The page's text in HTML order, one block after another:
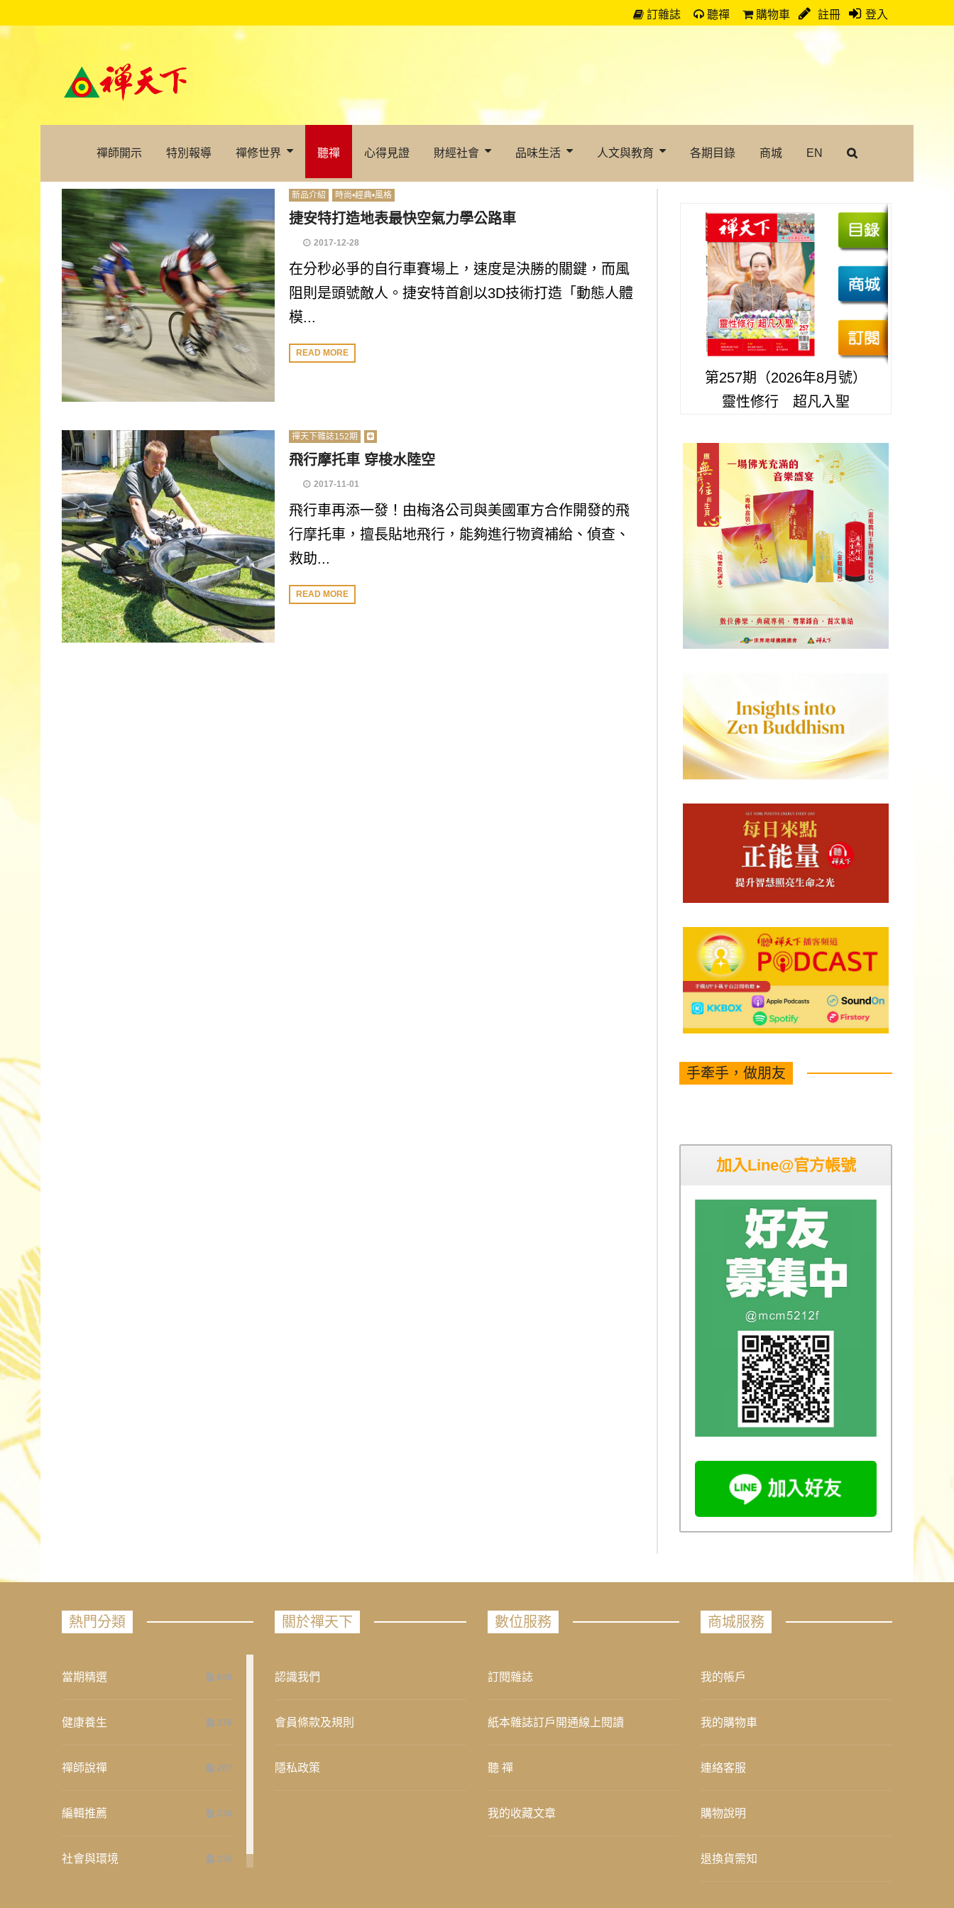
訂雜誌 聽禪 購物車 註冊 登入
禪師開示 特別報導 禪修世界 聽禪 心得見證 財經社會 品味生活 人文與教育 各期目錄 商城 EN
新品介紹 時尚•經典•風格
捷安特打造地表最快空氣力學公路車
2017-12-28
在分秒必爭的自行車賽場上，速度是決勝的關鍵，而風
阻則是頭號敵人。捷安特首創以3D技術打造「動態人體
模...
READ MORE
禪天下雜誌152期
飛行摩托車 穿梭水陸空
2017-11-01
飛行車再添一發！由梅洛公司與美國軍方合作開發的飛
行摩托車，擅長貼地飛行，能夠進行物資補給、偵查、
救助...
READ MORE
第257期（2026年8月號）
靈性修行 超凡入聖
手牽手，做朋友
加入Line@官方帳號
熱門分類
當期精選 658
健康養生 276
禪師說禪 267
編輯推薦 236
社會與環境 235
關於禪天下
認識我們
會員條款及規則
隱私政策
數位服務
訂閱雜誌
紙本雜誌訂戶開通線上閱讀
聽 禪
我的收藏文章
商城服務
我的帳戶
我的購物車
連絡客服
購物說明
退換貨需知